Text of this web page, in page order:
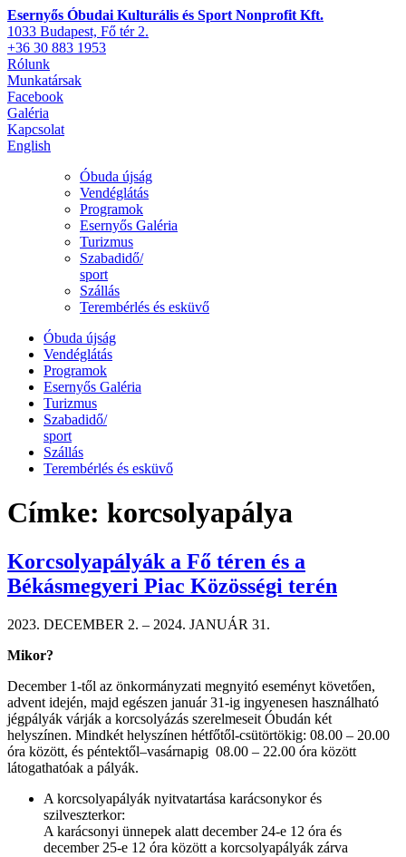
Esernyős Óbudai Kulturális és Sport Nonprofit Kft.
1033 Budapest, Fő tér 2.
+36 30 883 1953
Rólunk
Munkatársak
Facebook
Galéria
Kapcsolat
English
Óbuda újság
Vendéglátás
Programok
Esernyős Galéria
Turizmus
Szabadidő/
sport
Szállás
Terembérlés és esküvő
Óbuda újság
Vendéglátás
Programok
Esernyős Galéria
Turizmus
Szabadidő/
sport
Szállás
Terembérlés és esküvő
Címke: korcsolyapálya
Korcsolyapályák a Fő téren és a
Békásmegyeri Piac Közösségi terén
DECEMBER 2. – 2024. JANUÁR 31.
Mikor?
December 1-től az önkormányzati megnyitó eseményt követően,
advent idején, majd egészen január 31-ig ingyenesen használható
jégpályák várják a korcsolyázás szerelmeseit Óbudán két
helyszínen. Mindkét helyszínen hétfőtől-csütörtökig: 08.00 – 20.00
óra között, és péntektől–vasárnapig 08.00 – 22.00 óra között
látogathatóak a pályák.
A korcsolyapályák nyitvatartása karácsonykor és
szilveszterkor:
A karácsonyi ünnepek alatt december 24-e 12 óra és
december 25-e 12 óra között a korcsolyapályák zárva